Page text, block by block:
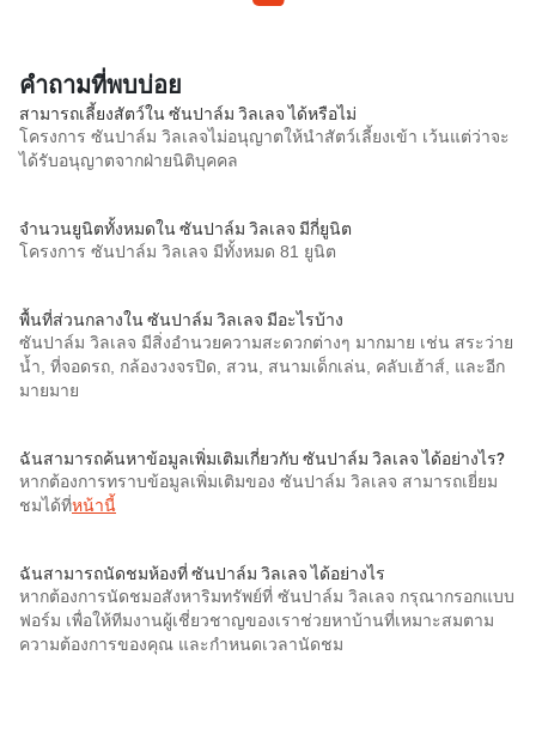
คำถามที่พบบ่อย
สามารถเลี้ยงสัตว์ใน ซันปาล์ม วิลเลจ ได้หรือไม่
โครงการ ซันปาล์ม วิลเลจไม่อนุญาตให้นำสัตว์เลี้ยงเข้า เว้นแต่ว่าจะ
ได้รับอนุญาตจากฝ่ายนิติบุคคล
จำนวนยูนิตทั้งหมดใน ซันปาล์ม วิลเลจ มีกี่ยูนิต
โครงการ ซันปาล์ม วิลเลจ มีทั้งหมด 81 ยูนิต
พื้นที่ส่วนกลางใน ซันปาล์ม วิลเลจ มีอะไรบ้าง
ซันปาล์ม วิลเลจ มีสิ่งอำนวยความสะดวกต่างๆ มากมาย เช่น สระว่าย
น้ำ, ที่จอดรถ, กล้องวงจรปิด, สวน, สนามเด็กเล่น, คลับเฮ้าส์, และอีก
มายมาย
ฉันสามารถค้นหาข้อมูลเพิ่มเติมเกี่ยวกับ ซันปาล์ม วิลเลจ ได้อย่างไร?
หากต้องการทราบข้อมูลเพิ่มเติมของ ซันปาล์ม วิลเลจ สามารถเยี่ยม
ชมได้ที่หน้านี้
ฉันสามารถนัดชมห้องที่ ซันปาล์ม วิลเลจ ได้อย่างไร
หากต้องการนัดชมอสังหาริมทรัพย์ที่ ซันปาล์ม วิลเลจ กรุณากรอกแบบ
ฟอร์ม เพื่อให้ทีมงานผู้เชี่ยวชาญของเราช่วยหาบ้านที่เหมาะสมตาม
ความต้องการของคุณ และกำหนดเวลานัดชม